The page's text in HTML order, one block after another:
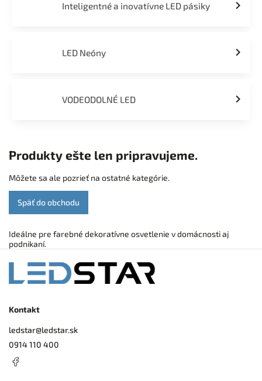
Inteligentné a inovatívne LED pásiky
LED Neóny
VODEODOLNÉ LED
Produkty ešte len pripravujeme.
Môžete sa ale pozrieť na ostatné kategórie.
Späť do obchodu
Ideálne pre farebné dekoratívne osvetlenie v domácnosti aj
podnikaní.
Kontakt
ledstar@ledstar.sk
0914 110 400